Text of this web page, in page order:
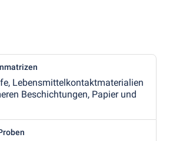
Lebensmittelkontaktmaterialien
Beschichtungen, Papier und